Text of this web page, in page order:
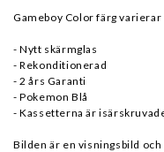
Gameboy Color färg varierar
- Nytt skärmglas
- Rekonditionerad
- 2 års Garanti
- Pokemon Blå
- Kassetterna är
Bilden är en visningsbild